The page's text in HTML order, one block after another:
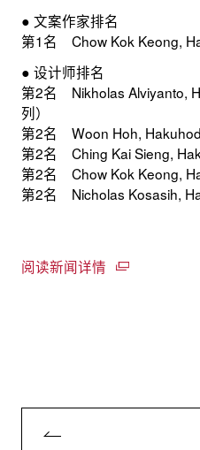
● 文案作家排名
第1名 Chow Kok Keong,
● 设计师排名
第2名 Nikholas Alviyanto,
列）
第2名 Woon Hoh,
第2名 Ching Kai Sieng,
第2名 Chow Kok Keong,
第2名 Nicholas Kosasih,
阅读新闻详情